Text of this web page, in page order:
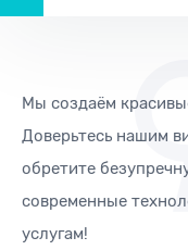
Мы создаём
Доверьтесь нашим
обретите
современные
услугам!